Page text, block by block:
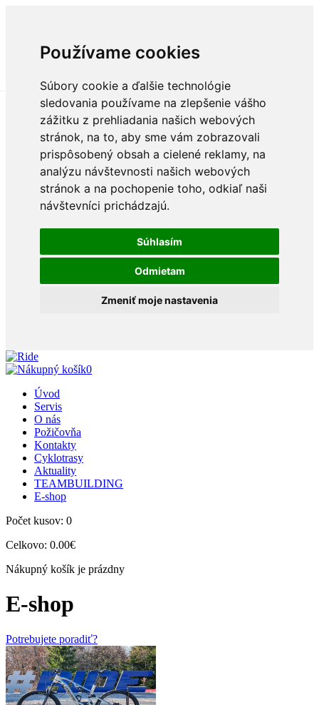
Používame cookies
Súbory cookie a ďalšie technológie
sledovania používame na zlepšenie vášho
zážitku z prehliadania našich webových
stránok, na to, aby sme vám zobrazovali
prispôsobený obsah a cielené reklamy, na
analýzu návštevnosti našich webových
stránok a na pochopenie toho, odkiaľ naši
návštevníci prichádzajú.
Súhlasím
Odmietam
Zmeniť moje nastavenia
0
Úvod
Servis
O nás
Požičovňa
Kontakty
Cyklotrasy
Aktuality
TEAMBUILDING
E-shop
Počet kusov: 0
Celkovo: 0.00€
Nákupný košík je prázdny
E-shop
Potrebujete poradiť?